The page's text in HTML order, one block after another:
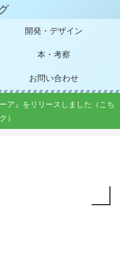
開発・デザイン
本・考察
お問い合わせ
ア』をリリースしました（こち
）